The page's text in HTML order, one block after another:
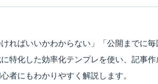
ればいいかわからない」「公開までに
特化した効率化テンプレを使い、記事
者にもわかりやすく解説します。